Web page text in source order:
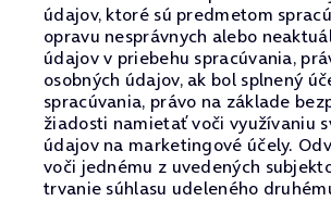
údajov, ktoré sú predmetom
opravu nesprávnych alebo
údajov v priebehu spracúvania,
osobných údajov, ak bol splnený
spracúvania, právo na základe
žiadosti namietať voči využívaniu
údajov na marketingové účely.
voči jednému z uvedených
trvanie súhlasu udeleného